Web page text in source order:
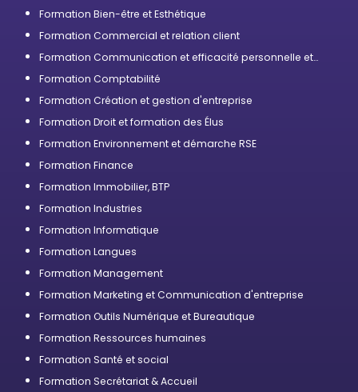
Formation Bien-être et Esthétique
Formation Commercial et relation client
Formation Communication et efficacité personnelle et
Formation Comptabilité
Formation Création et gestion d'entreprise
Formation Droit et formation des Élus
Formation Environnement et démarche RSE
Formation Finance
Formation Immobilier, BTP
Formation Industries
Formation Informatique
Formation Langues
Formation Management
Formation Marketing et Communication d'entreprise
Formation Outils Numérique et Bureautique
Formation Ressources humaines
Formation Santé et social
Formation Secrétariat & Accueil